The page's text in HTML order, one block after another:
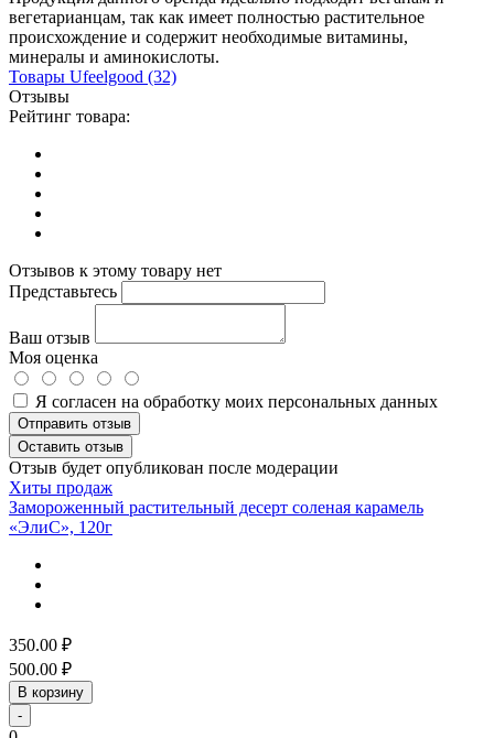
вегетарианцам, так как имеет полностью растительное
происхождение и содержит необходимые витамины,
минералы и аминокислоты.
Товары Ufeelgood (32)
Отзывы
Рейтинг товара:
Отзывов к этому товару нет
Представьтесь
Ваш отзыв
Моя оценка
Я согласен на обработку моих персональных данных
Отправить отзыв
Оставить отзыв
Отзыв будет опубликован после модерации
Хиты продаж
Замороженный растительный десерт соленая карамель
«ЭлиС», 120г
350.00 ₽
500.00 ₽
В корзину
-